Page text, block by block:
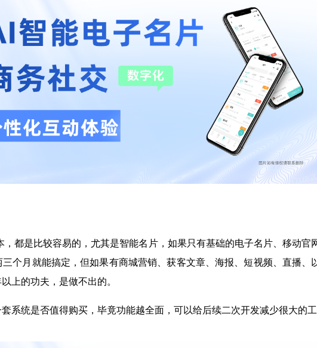
，都是比较容易的，尤其是智能名片，如果只有基础的电子名片、移动
个月就能搞定，但如果有商城营销、获客文章、海报、短视频、直播、
上的功夫，是做不出的。
系统是否值得购买，毕竟功能越全面，可以给后续二次开发减少很大的工